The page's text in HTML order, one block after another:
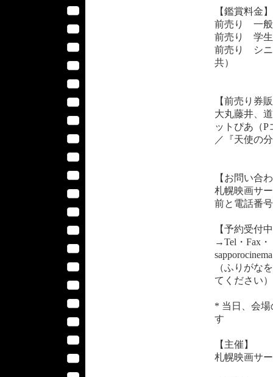
【鑑賞料金
前売り 一
前売り 学
前売り シニ
共）
【前売り券
大丸藤井、
ットぴあ（
／『天使の
【お問い合
札幌映画サ
前と電話番
【予約受付
→Tel・Fax・
（ふりがな
てください）
* 当日、会
す
【主催】
札幌映画サ